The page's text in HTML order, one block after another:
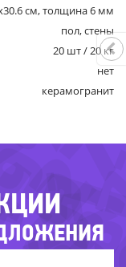
см, толщина 6 мм
пол, стены
20 шт / 20 кг
нет
керамогранит